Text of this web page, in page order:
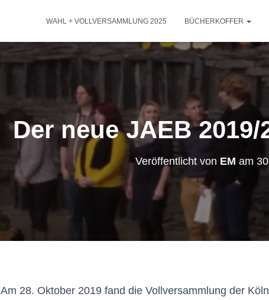
WAHL + VOLLVERSAMMLUNG 2025 BÜCHERKOFFER
Der neue JAEB
Veröffentlicht von EM am
Am 28. Oktober 2019 fand die Vollversammlung der